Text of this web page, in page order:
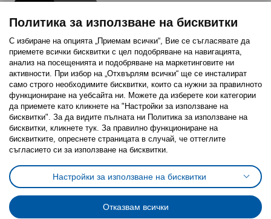
Последвайте ни:
FacebookTwitterYoutubePinterestInstagram
Политика за използване на бисквитки (Cookies)
Избор на настройки за използване на бисквитки
Условия за ползване на ikea.bgОбща политика за личните данни
Политика за защита на личните данни на ikea.bg
Общи условия на програма IKEA Family
Политика за защита на лични данни на програма IKEA Family
Политика за използване на бисквитки
С избиране на опцията „Приемам всички“, Вие се съгласявате да
приемете всички бисквитки с цел подобряване на навигацията,
анализ на посещенията и подобряване на маркетинговите ни
активности. При избор на „Отхвърлям всички“ ще се инсталират
само строго необходимитe бисквитки, които са нужни за правилното
функциониране на уебсайта ни. Можете да изберете кои категории
да приемете като кликнете на "Настройки за използване на
бисквитки". За да видите пълната ни Политика за използване на
бисквитки, кликнете тук. За правилно функциониране на
бисквитките, опреснете страницата в случай, че оттеглите
съгласието си за използване на бисквитки.
Настройки за използване на бисквитки
Отказвам всички